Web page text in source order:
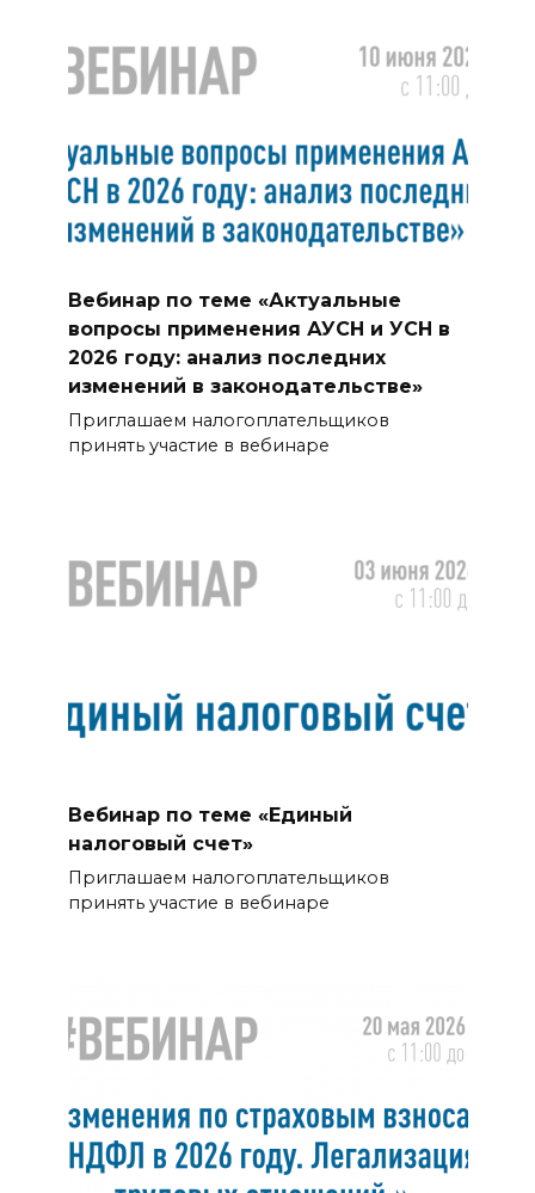
Вебинар по теме «Актуальные
вопросы применения АУСН и УСН в
2026 году: анализ последних
изменений в законодательстве»
Приглашаем налогоплательщиков
принять участие в вебинаре
Вебинар по теме «Единый
налоговый счет»
Приглашаем налогоплательщиков
принять участие в вебинаре